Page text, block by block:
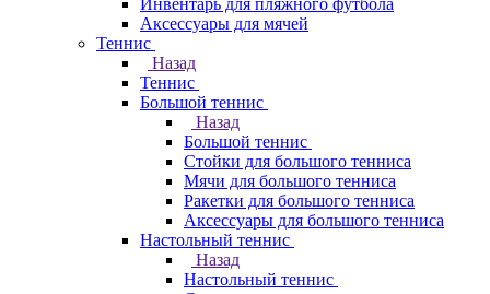
Инвентарь для пляжного футбола
Аксессуары для мячей
Теннис
Назад
Теннис
Большой теннис
Назад
Большой теннис
Стойки для большого тенниса
Мячи для большого тенниса
Ракетки для большого тенниса
Аксессуары для большого тенниса
Настольный теннис
Назад
Настольный теннис